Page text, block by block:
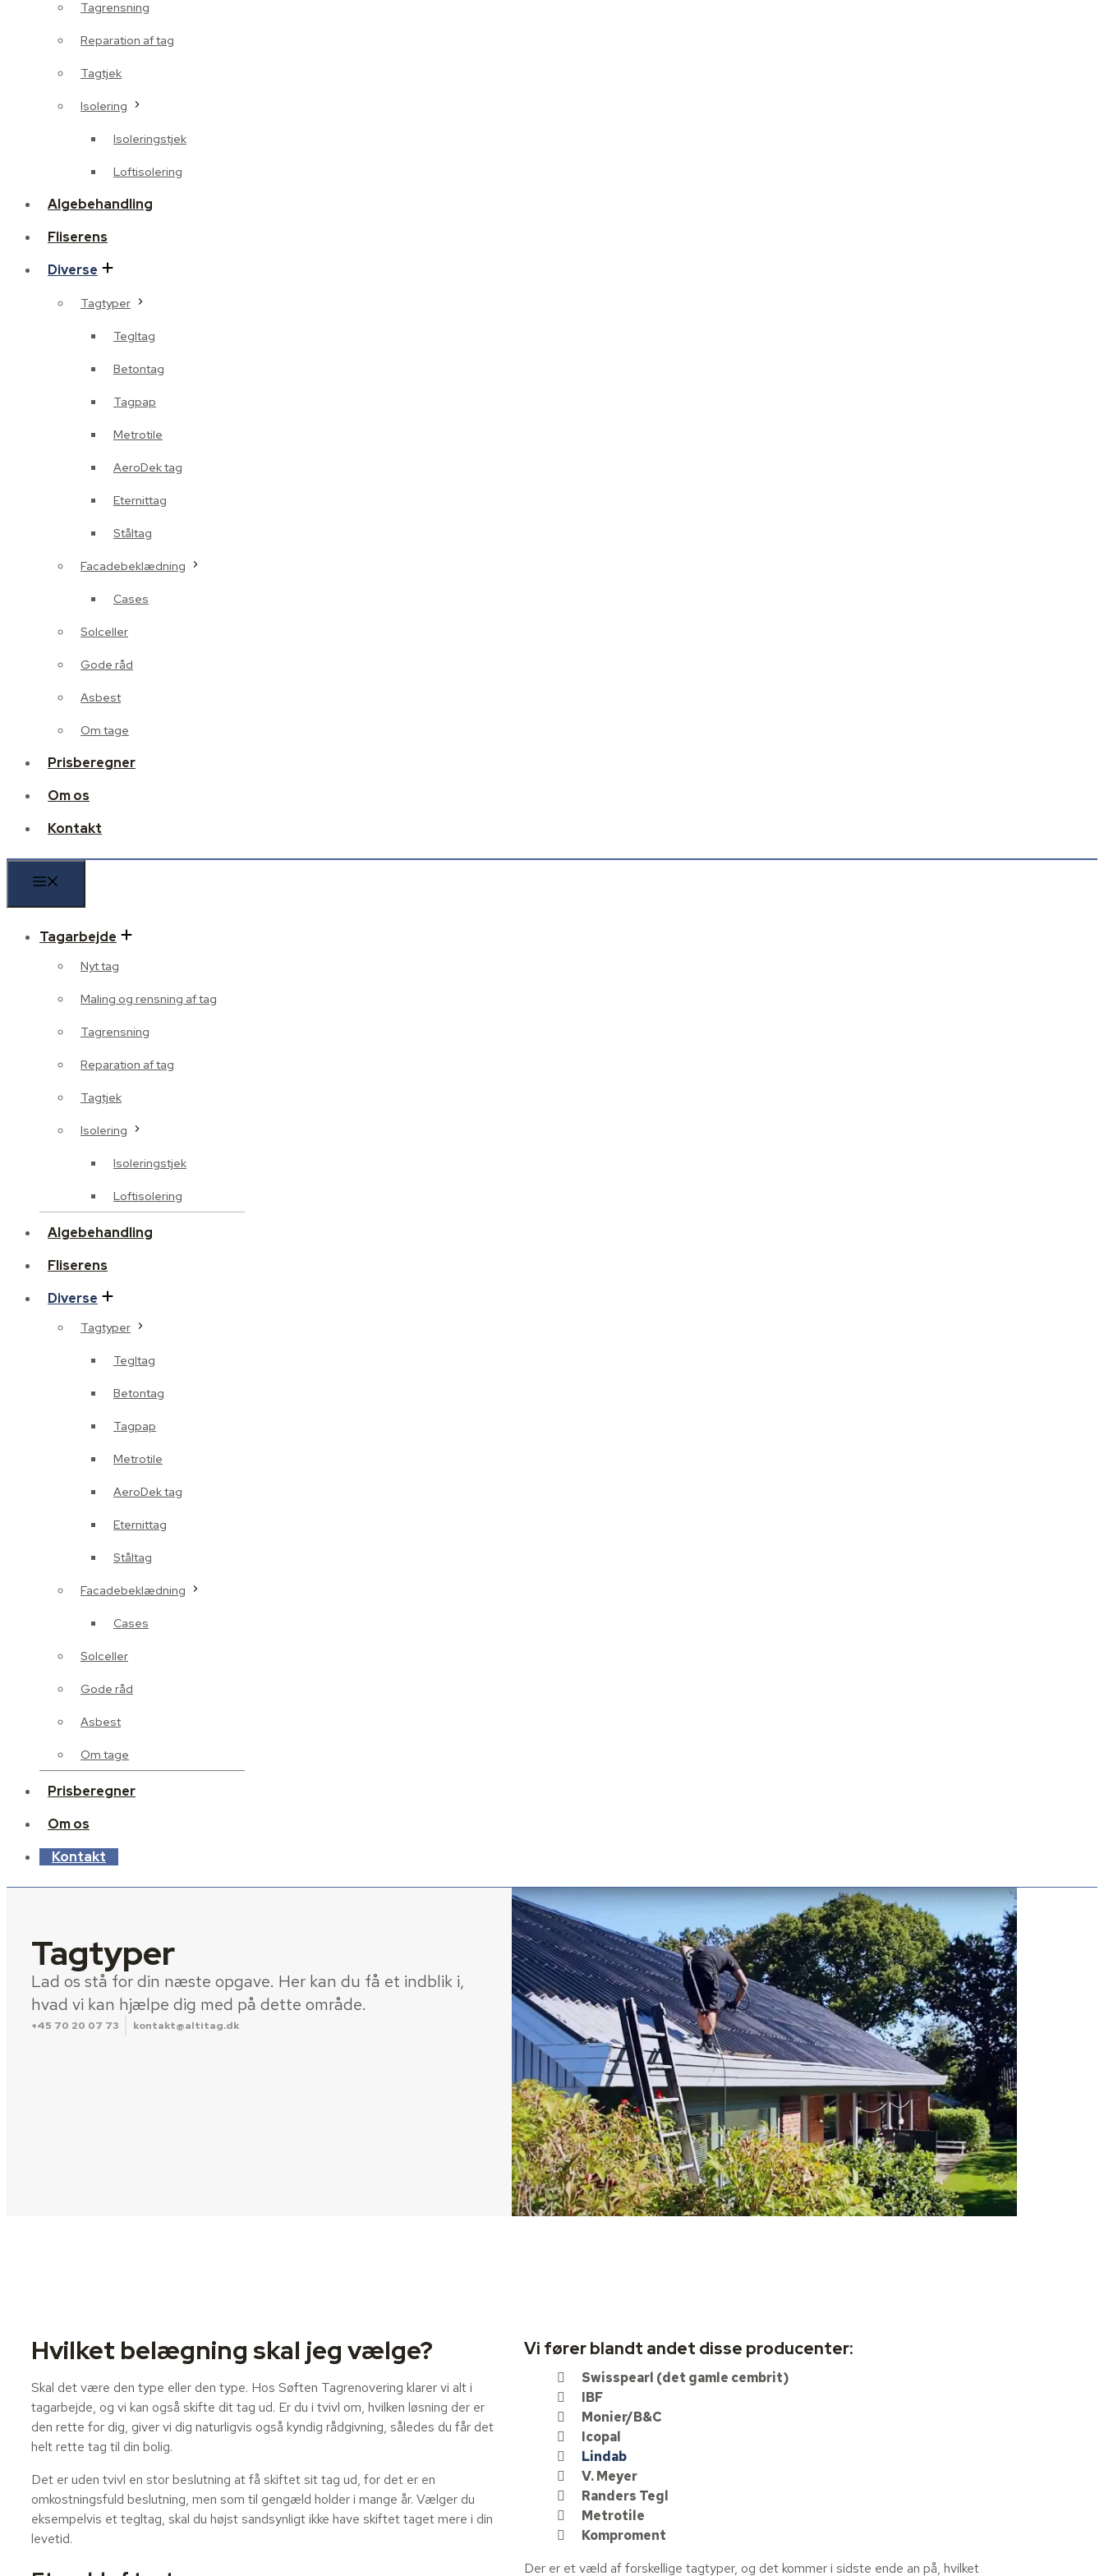
Tagrensning
Reparation af tag
Tagtjek
Isolering
Isoleringstjek
Loftisolering
Algebehandling
Fliserens
Diverse
Tagtyper
Tegltag
Betontag
Tagpap
Metrotile
AeroDek tag
Eternittag
Ståltag
Facadebeklædning
Cases
Solceller
Gode råd
Asbest
Om tage
Prisberegner
Om os
Kontakt
Tagarbejde
Nyt tag
Maling og rensning af tag
Tagrensning
Reparation af tag
Tagtjek
Isolering
Isoleringstjek
Loftisolering
Algebehandling
Fliserens
Diverse
Tagtyper
Tegltag
Betontag
Tagpap
Metrotile
AeroDek tag
Eternittag
Ståltag
Facadebeklædning
Cases
Solceller
Gode råd
Asbest
Om tage
Prisberegner
Om os
Kontakt
Tagtyper
Lad os stå for din næste opgave. Her kan du få et indblik i,
hvad vi kan hjælpe dig med på dette område.
+45 70 20 07 73 kontakt@altitag.dk
Hvilket belægning skal jeg vælge?
Skal det være den type eller den type. Hos Søften Tagrenovering klarer vi alt i
tagarbejde, og vi kan også skifte dit tag ud. Er du i tvivl om, hvilken løsning der er
den rette for dig, giver vi dig naturligvis også kyndig rådgivning, således du får det
helt rette tag til din bolig.
Det er uden tvivl en stor beslutning at få skiftet sit tag ud, for det er en
omkostningsfuld beslutning, men som til gengæld holder i mange år. Vælger du
eksempelvis et tegltag, skal du højst sandsynligt ikke have skiftet taget mere i din
levetid.
Vi fører blandt andet disse producenter:
Swisspearl (det gamle cembrit)
IBF
Monier/B&C
Icopal
Lindab
V. Meyer
Randers Tegl
Metrotile
Komproment
Der er et væld af forskellige tagtyper, og det kommer i sidste ende an på, hvilket